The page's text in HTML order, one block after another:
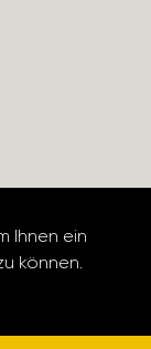
Ihnen ein
können.